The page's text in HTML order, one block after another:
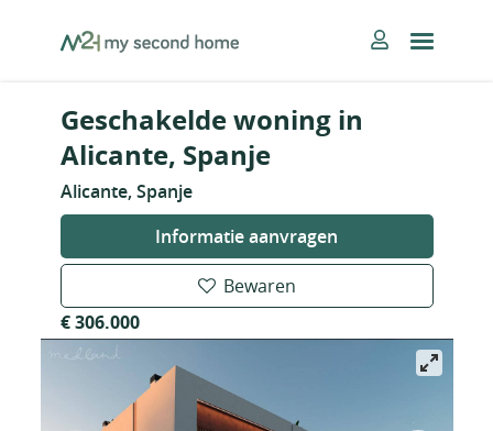
MySecondHome
Geschakelde woning in
Alicante, Spanje
Alicante, Spanje
Informatie aanvragen
Bewaren
€ 306.000